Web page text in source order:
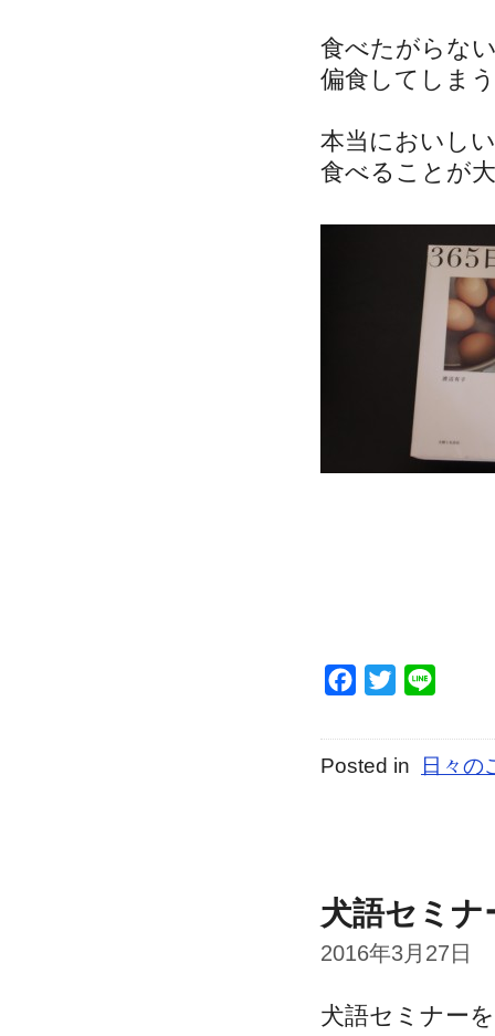
食べたがらな
偏食してしま
本当においし
食べることが
Facebook
Twitter
Posted in 日々の
犬語セミナ
2016年3月27日
犬語セミナー